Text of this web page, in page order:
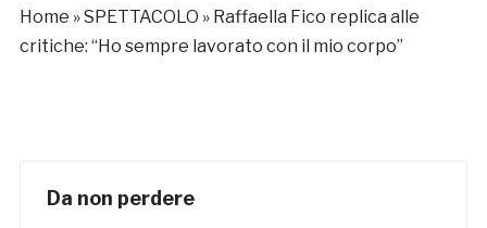
Home »SPETTACOLO » Raffaella Fico replica alle
critiche: “Ho sempre lavorato con il mio corpo”
Da non perdere